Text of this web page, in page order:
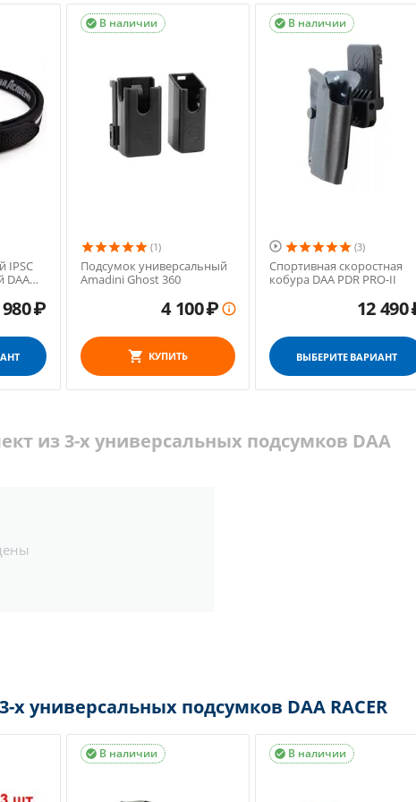
IPSC
DAA
₽
В наличии

(1)
Подсумок универсальный
Amadini Ghost 360
4 100₽ 
КУПИТЬ
В наличии

 (3)
Спортивная скоростная
кобура DAA PDR PRO-II
12 490
ВЫБЕРИТЕ ВАРИАНТ
из 3-х универсальных подсумков DAA
универсальных подсумков DAA RACER
В наличии
 В наличии
